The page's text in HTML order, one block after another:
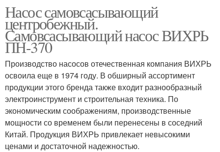
Насос самовсасывающий
центробежный.
Самовсасывающий насос ВИХРЬ
ПН-370
Производство насосов отечественная компания ВИХРЬ
освоила еще в 1974 году. В обширный ассортимент
продукции этого бренда также входит разнообразный
электроинструмент и строительная техника. По
экономическим соображениям, производственные
мощности со временем были перенесены в соседний
Китай. Продукция ВИХРЬ привлекает невысокими
ценами и достаточной надежностью.